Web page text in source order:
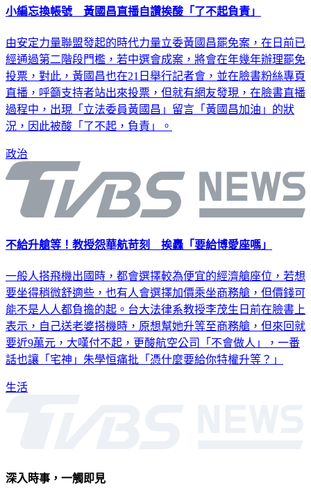
小編忘換帳號 黃國昌直播自讚挨酸「了不起負責」
由安定力量聯盟發起的時代力量立委黃國昌罷免案，在日前已
經通過第二階段門檻，若中選會成案，將會在年幾年辦理罷免
投票，對此，黃國昌也在21日舉行記者會，並在臉書粉絲專頁
直播，呼籲支持者站出來投票，但就有網友發現，在臉書直播
過程中，出現「立法委員黃國昌」留言「黃國昌加油」的狀
況，因此被酸「了不起，負責」。
政治
不給升艙等！教授怨華航苛刻 挨轟「要給博愛座嗎」
一般人搭飛機出國時，都會選擇較為便宜的經濟艙座位，若想
要坐得稍微舒適些，也有人會選擇加價乘坐商務艙，但價錢可
能不是人人都負擔的起。台大法律系教授李茂生日前在臉書上
表示，自己送老婆搭機時，原想幫她升等至商務艙，但來回就
要近9萬元，大嘆付不起，更酸航空公司「不會做人」，一番
話也讓「宅神」朱學恒痛批「憑什麼要給你特權升等？」
生活
深入時事，一觸即見